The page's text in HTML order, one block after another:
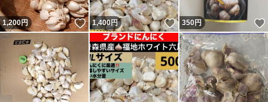
1,200円 いいね！
1,400円 いいね！
350円